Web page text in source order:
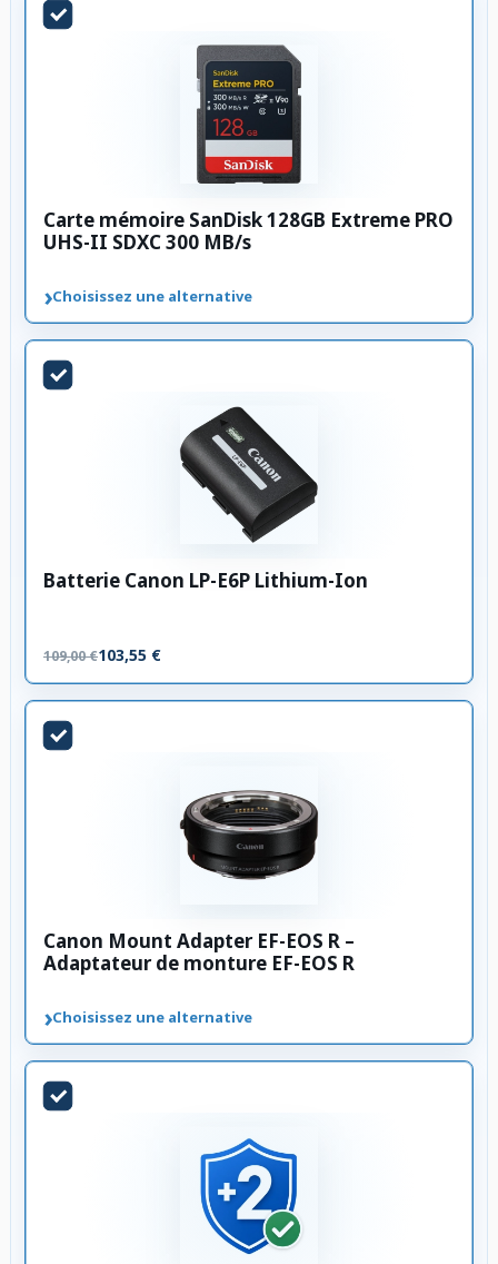
Carte mémoire SanDisk 128GB Extreme PRO
UHS-II SDXC 300 MB/s
›Choisissez une alternative
Batterie Canon LP-E6P Lithium-Ion
109,00 €103,55 €
Canon Mount Adapter EF-EOS R –
Adaptateur de monture EF-EOS R
›Choisissez une alternative